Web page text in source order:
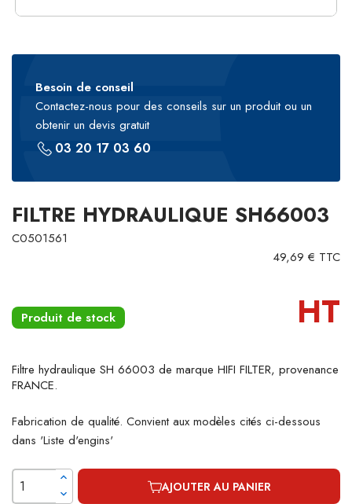
Besoin de conseil
Contactez-nous pour des conseils sur un produit ou un
obtenir un devis gratuit
03 20 17 03 60
FILTRE HYDRAULIQUE SH66003
C0501561
49,69 € TTC
Produit de stock HT
Filtre hydraulique SH 66003 de marque HIFI FILTER, provenance
FRANCE.
Fabrication de qualité. Convient aux modèles cités ci-dessous
dans 'Liste d'engins'
AJOUTER AU PANIER